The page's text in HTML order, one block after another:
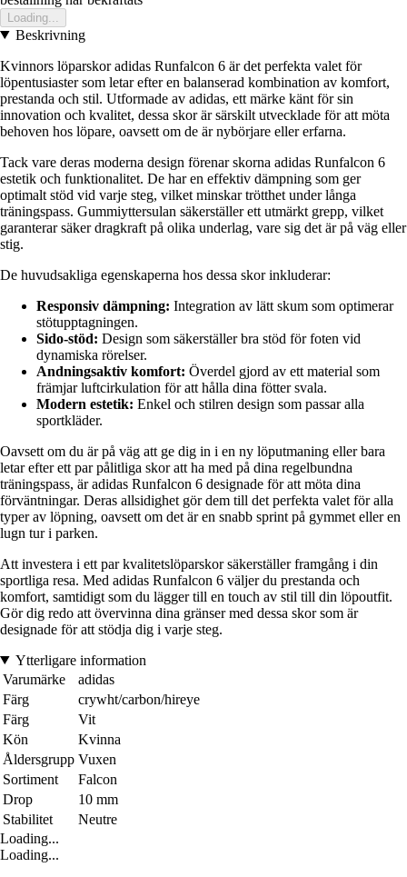
Loading...
Beskrivning
Kvinnors löparskor adidas Runfalcon 6 är det perfekta valet för
löpentusiaster som letar efter en balanserad kombination av komfort,
prestanda och stil. Utformade av adidas, ett märke känt för sin
innovation och kvalitet, dessa skor är särskilt utvecklade för att möta
behoven hos löpare, oavsett om de är nybörjare eller erfarna.
Tack vare deras moderna design förenar skorna adidas Runfalcon 6
estetik och funktionalitet. De har en effektiv dämpning som ger
optimalt stöd vid varje steg, vilket minskar trötthet under långa
träningspass. Gummiyttersulan säkerställer ett utmärkt grepp, vilket
garanterar säker dragkraft på olika underlag, vare sig det är på väg eller
stig.
De huvudsakliga egenskaperna hos dessa skor inkluderar:
Responsiv dämpning: Integration av lätt skum som optimerar
stötupptagningen.
Sido-stöd: Design som säkerställer bra stöd för foten vid
dynamiska rörelser.
Andningsaktiv komfort: Överdel gjord av ett material som
främjar luftcirkulation för att hålla dina fötter svala.
Modern estetik: Enkel och stilren design som passar alla
sportkläder.
Oavsett om du är på väg att ge dig in i en ny löputmaning eller bara
letar efter ett par pålitliga skor att ha med på dina regelbundna
träningspass, är adidas Runfalcon 6 designade för att möta dina
förväntningar. Deras allsidighet gör dem till det perfekta valet för alla
typer av löpning, oavsett om det är en snabb sprint på gymmet eller en
lugn tur i parken.
Att investera i ett par kvalitetslöparskor säkerställer framgång i din
sportliga resa. Med adidas Runfalcon 6 väljer du prestanda och
komfort, samtidigt som du lägger till en touch av stil till din löpoutfit.
Gör dig redo att övervinna dina gränser med dessa skor som är
designade för att stödja dig i varje steg.
Ytterligare information
Varumärke
adidas
Färg
crywht/carbon/hireye
Färg
Vit
Kön
Kvinna
Åldersgrupp Vuxen
Sortiment
Falcon
Drop
10 mm
Stabilitet
Neutre
Loading...
Loading...